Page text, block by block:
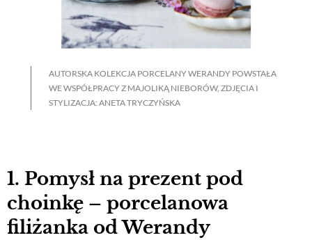
AUTORSKA KOLEKCJA PORCELANY WERANDY POWSTAŁA
WE WSPÓŁPRACY Z MAJOLIKĄ NIEBORÓW, ZDJĘCIA I
STYLIZACJA: ANETA TRYCZYŃSKA
1. Pomysł na prezent pod
choinkę – porcelanowa
filiżanka od Werandy